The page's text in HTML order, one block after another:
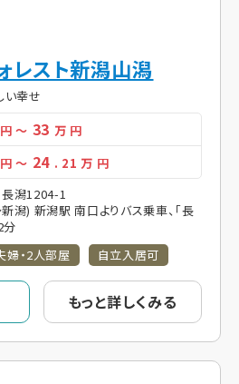
レスト新潟山潟
い幸せ
～ 33万 円
～ 24 . 21万 円
潟1204-1
潟) 新潟駅 南口よりバス乗車、「長
分
婦・2人部屋 自立入居可
もっと詳しくみる